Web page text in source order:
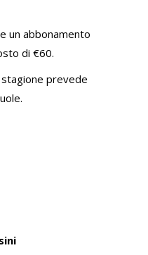
un abbonamento
di €60.
stagione prevede